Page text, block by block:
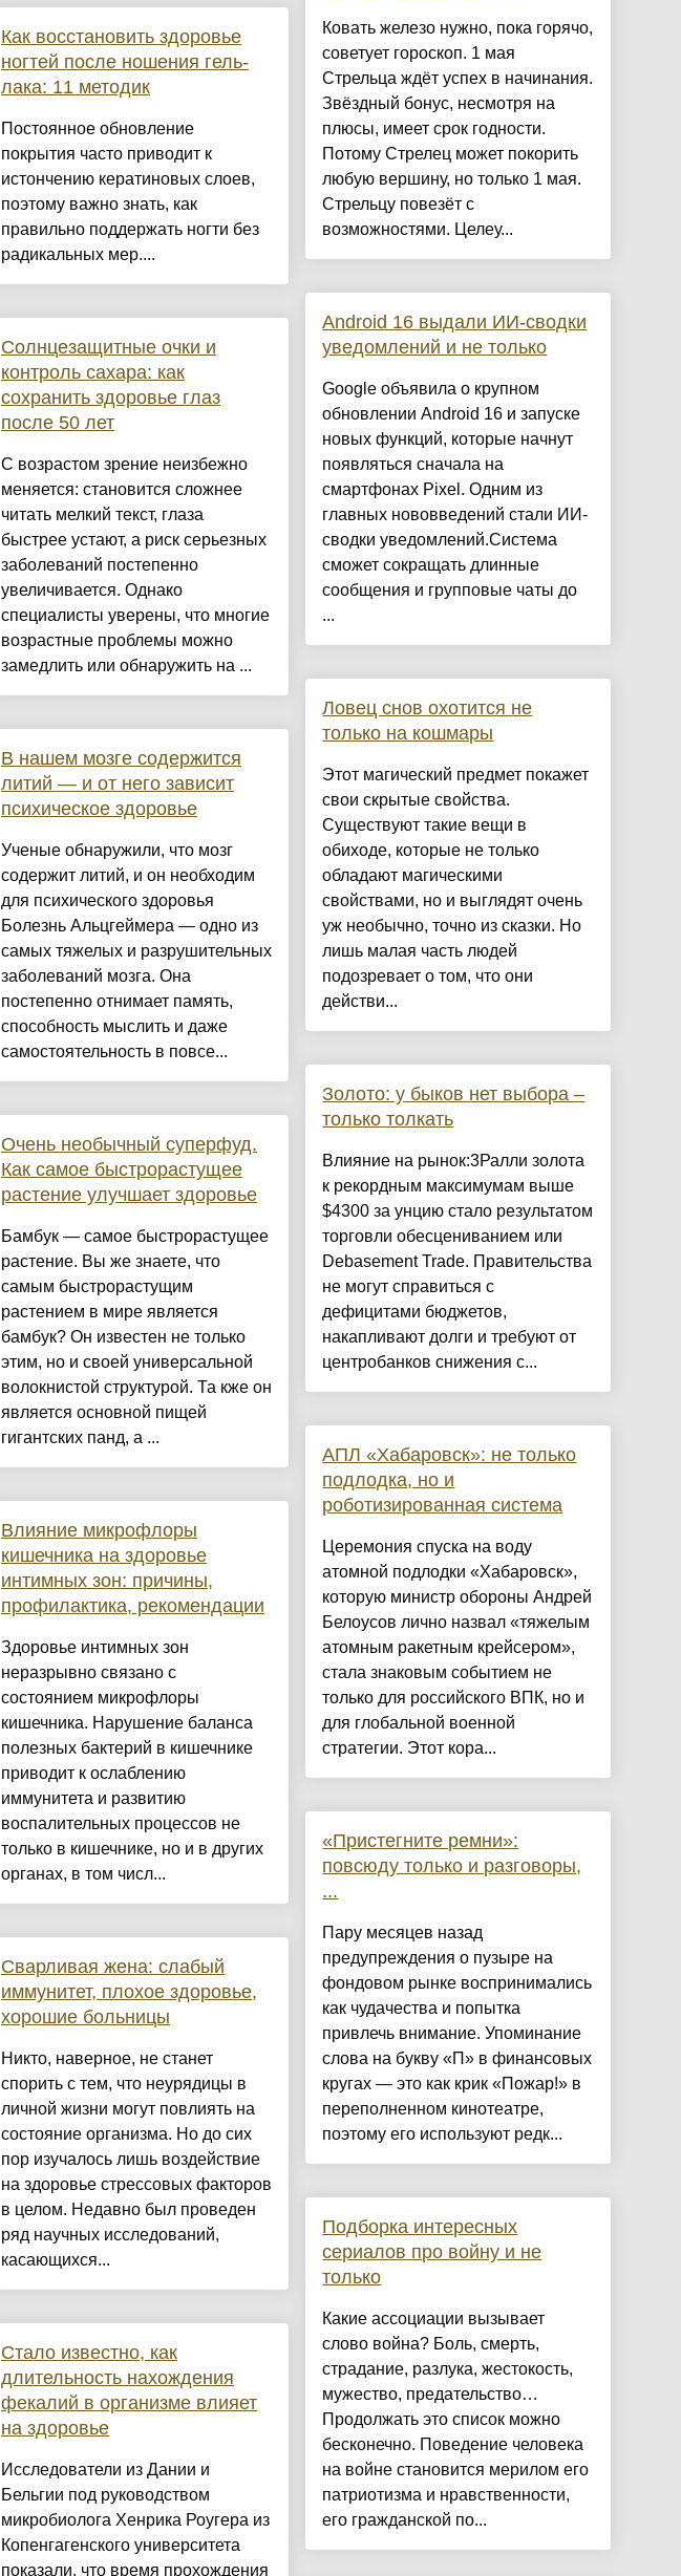
Как восстановить здоровье
ногтей после ношения гель-
лака: 11 методик
Постоянное обновление
покрытия часто приводит к
истончению кератиновых слоев,
поэтому важно знать, как
правильно поддержать ногти без
радикальных мер....
Солнцезащитные очки и
контроль сахара: как
сохранить здоровье глаз
после 50 лет
С возрастом зрение неизбежно
меняется: становится сложнее
читать мелкий текст, глаза
быстрее устают, а риск серьезных
заболеваний постепенно
увеличивается. Однако
специалисты уверены, что многие
возрастные проблемы можно
замедлить или обнаружить на ...
В нашем мозге содержится
литий — и от него зависит
психическое здоровье
Ученые обнаружили, что мозг
содержит литий, и он необходим
для психического здоровья
Болезнь Альцгеймера — одно из
самых тяжелых и разрушительных
заболеваний мозга. Она
постепенно отнимает память,
способность мыслить и даже
самостоятельность в повсе...
Очень необычный суперфуд.
Как самое быстрорастущее
растение улучшает здоровье
Бамбук — самое быстрорастущее
растение. Вы же знаете, что
самым быстрорастущим
растением в мире является
бамбук? Он известен не только
этим, но и своей универсальной
волокнистой структурой. Та кже он
является основной пищей
гигантских панд, а ...
Влияние микрофлоры
кишечника на здоровье
интимных зон: причины,
профилактика, рекомендации
Здоровье интимных зон
неразрывно связано с
состоянием микрофлоры
кишечника. Нарушение баланса
полезных бактерий в кишечнике
приводит к ослаблению
иммунитета и развитию
воспалительных процессов не
только в кишечнике, но и в других
органах, в том числ...
Сварливая жена: слабый
иммунитет, плохое здоровье,
хорошие больницы
Никто, наверное, не станет
спорить с тем, что неурядицы в
личной жизни могут повлиять на
состояние организма. Но до сих
пор изучалось лишь воздействие
на здоровье стрессовых факторов
в целом. Недавно был проведен
ряд научных исследований,
касающихся...
Стало известно, как
длительность нахождения
фекалий в организме влияет
на здоровье
Исследователи из Дании и
Бельгии под руководством
микробиолога Хенрика Роугера из
Копенгагенского университета
показали, что время прохождения
Ковать железо нужно, пока горячо,
советует гороскоп. 1 мая
Стрельца ждёт успех в начинания.
Звёздный бонус, несмотря на
плюсы, имеет срок годности.
Потому Стрелец может покорить
любую вершину, но только 1 мая.
Стрельцу повезёт с
возможностями. Целеу...
Android 16 выдали ИИ-сводки
уведомлений и не только
Google объявила о крупном
обновлении Android 16 и запуске
новых функций, которые начнут
появляться сначала на
смартфонах Pixel. Одним из
главных нововведений стали ИИ-
сводки уведомлений.Система
сможет сокращать длинные
сообщения и групповые чаты до
...
Ловец снов охотится не
только на кошмары
Этот магический предмет покажет
свои скрытые свойства.
Существуют такие вещи в
обиходе, которые не только
обладают магическими
свойствами, но и выглядят очень
уж необычно, точно из сказки. Но
лишь малая часть людей
подозревает о том, что они
действи...
Золото: у быков нет выбора –
только толкать
Влияние на рынок:3Ралли золота
к рекордным максимумам выше
$4300 за унцию стало результатом
торговли обесцениванием или
Debasement Trade. Правительства
не могут справиться с
дефицитами бюджетов,
накапливают долги и требуют от
центробанков снижения с...
АПЛ «Хабаровск»: не только
подлодка, но и
роботизированная система
Церемония спуска на воду
атомной подлодки «Хабаровск»,
которую министр обороны Андрей
Белоусов лично назвал «тяжелым
атомным ракетным крейсером»,
стала знаковым событием не
только для российского ВПК, но и
для глобальной военной
стратегии. Этот кора...
«Пристегните ремни»:
повсюду только и разговоры,
...
Пару месяцев назад
предупреждения о пузыре на
фондовом рынке воспринимались
как чудачества и попытка
привлечь внимание. Упоминание
слова на букву «П» в финансовых
кругах — это как крик «Пожар!» в
переполненном кинотеатре,
поэтому его используют редк...
Подборка интересных
сериалов про войну и не
только
Какие ассоциации вызывает
слово война? Боль, смерть,
страдание, разлука, жестокость,
мужество, предательство…
Продолжать это список можно
бесконечно. Поведение человека
на войне становится мерилом его
патриотизма и нравственности,
его гражданской по...